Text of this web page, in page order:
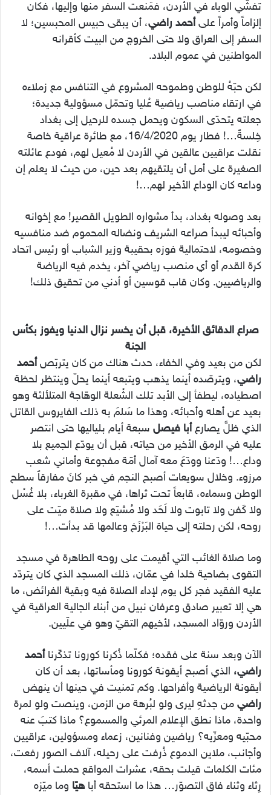
تفشّي الوباء في الأردن، فمَنعت السفر منها وإليها، فكان
إلزاماً وأمراً على أحمد راضي، أن يبقى حبيس المحبسين؛ لا
السفر إلى العراق ولا حتى الخروج من البيت كأقرانه
المواطنين في عموم البلاد.
لكن حبّهُ للوطن وطموحه المشروع في التنافس مع زملاءه
في ارتقاء مناصب رياضية عُليا وتحمّل مسؤولية جديدة؛
جعلته يتحدّى السكون ويحمل جسده للرحيل إلى بغداد
خِلسةً…! فطار يوم 16/4/2020، مع طائرة عراقية خاصة
نقلت عراقيين عالقين في الأردن لا مُعيل لهم، فودع عائلته
الصغيرة على أمل أن يلتقيهم بعد حين، من حيث لا يعلم إن
وداعه كان الوداع الأخير لهم…!
بعد وصوله بغداد، بدأ مشواره الطويل القصير! مع إخوانه
وأحبائه ليبدأ صراعه الشريف ونضاله المحموم ضد منافسيه
وخصومه، لاحتمالية فوزه بحقيبة وزير الشباب أو رئيس اتحاد
كرة القدم أو أي منصب رياضي آخر، يخدم فيه الرياضة
والرياضيين. وكان قاب قوسين أو أدني من تحقيق ذلك!
صراع الدقائق الأخيرة، قبل أن يخسر نزال الدنيا ويفوز بكأس
الجنة
لكن من بعيد وفي الخفاء، حدث هناك من كان يتربّص أحمد
راضي، ويترصّده أينما يذهب ويتبعه أينما يحلّ وينتظر لحظة
اصطياده، ليطفأ إلى الأبد تلك الشُعلة الوهّاجة المتلألئة وهو
بعيد عن أهله وأحبائه، وهذا ما سَلمَ به ذلك الفايروس القاتل
الذي ظلَّ يصارع أبا فيصل سبعة أيام بلياليها حتى انتصر
عليه في الرمق الأخير من حياته، قبل أن يودّع الجميع بلا
وداع…! ودّعنا وودّعَ معه آمال أمّة مفجوعة وأماني شعب
مرزوء. وخلال سويعات أصبح النجم في خبر كانَ مفارقاً سطح
الوطن وسماءه، قابعاً تحت ثراها، في مقبرة الغرباء، بلا غُسُل
ولا كَفن ولا تابوت ولا لَحَد ولا مُشيّع ولا صلاة ميّت على
روحه، لكن رحلته إلى حياة البَرْزَخ وعالمها قد بدأت…!
وما صلاة الغائب التي أقيمت على روحه الطاهرة في مسجد
التقوى بضاحية خلدا في عمّان، ذلك المسجد الذي كان يتردّد
عليه الفقيد فجر كل يوم لإداء الصلاة فيه وبقية الفرائض، ما
هي إلا تعبير صادق وعرفان نبيل من أبناء الجالية العراقية في
الأردن وروّاد المسجد، لأخيهم التقيّ وهو في علّيين.
الآن وبعد سنة على فقده؛ فكلّما ذُكرنا كورونا تذكّرنا أحمد
راضي، الذي أصبح أيقونة كورونا ومأساتها، بعد أن كان
أيقونة الرياضية وأفراحها. وكم تمنيت في حينها أن ينهض
راضي من جدثهِ ليرى ولو لبُرهة من الزمن، وينصت ولو لمرة
واحدة، ماذا نطق الإعلام المرئي والمسموع؟ ماذا كتبَ عنه
محبّيه ومعزّيه؟ رياضين وفنانين، زعماء ومسؤولين، عراقيين
وأجانب، ملاين الدموع ذُرفت على رحيله، آلاف الصور رفعت،
مئات الكلمات قيلت بحقه، عشرات المواقع حملت أسمه،
رِثاء وثناء فاق التصوّر… هذا ما استحقه أبا هيّا وما ميّزه